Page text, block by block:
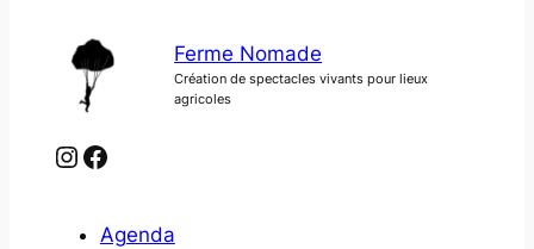
Ferme Nomade
Création de spectacles vivants pour lieux
agricoles
Instagram Facebook
Agenda